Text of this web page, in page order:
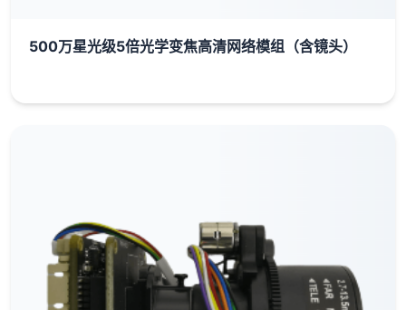
500万星光级5倍光学变焦高清网络模组（含镜头）